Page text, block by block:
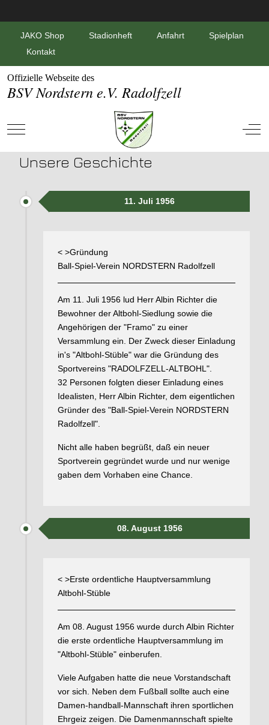
JAKO Shop Stadionheft Anfahrt
Spielplan
Kontakt
Offizielle Webseite des
BSV Nordstern e.V. Radolfzell
Mobile Menu Toggle Off-
Unsere Geschichte
11. Juli 1956
< >Gründung
Ball-Spiel-Verein NORDSTERN Radolfzell
Am 11. Juli 1956 lud Herr Albin Richter die
Bewohner der Altbohl-Siedlung sowie die
Angehörigen der "Framo" zu einer
Versammlung ein. Der Zweck dieser Einladung
in's "Altbohl-Stüble" war die Gründung des
Sportvereins "RADOLFZELL-ALTBOHL".
32 Personen folgten dieser Einladung eines
Idealisten, Herr Albin Richter, dem eigentlichen
Gründer des "Ball-Spiel-Verein NORDSTERN
Radolfzell".
Nicht alle haben begrüßt, daß ein neuer
Sportverein gegründet wurde und nur wenige
gaben dem Vorhaben eine Chance.
08. August 1956
< >Erste ordentliche Hauptversammlung
Altbohl-Stüble
Am 08. August 1956 wurde durch Albin Richter
die erste ordentliche Hauptversammlung im
"Altbohl-Stüble" einberufen.
Viele Aufgaben hatte die neue Vorstandschaft
vor sich. Neben dem Fußball sollte auch eine
Damen-handball-Mannschaft ihren sportlichen
Ehrgeiz zeigen. Die Damenmannschaft spielte